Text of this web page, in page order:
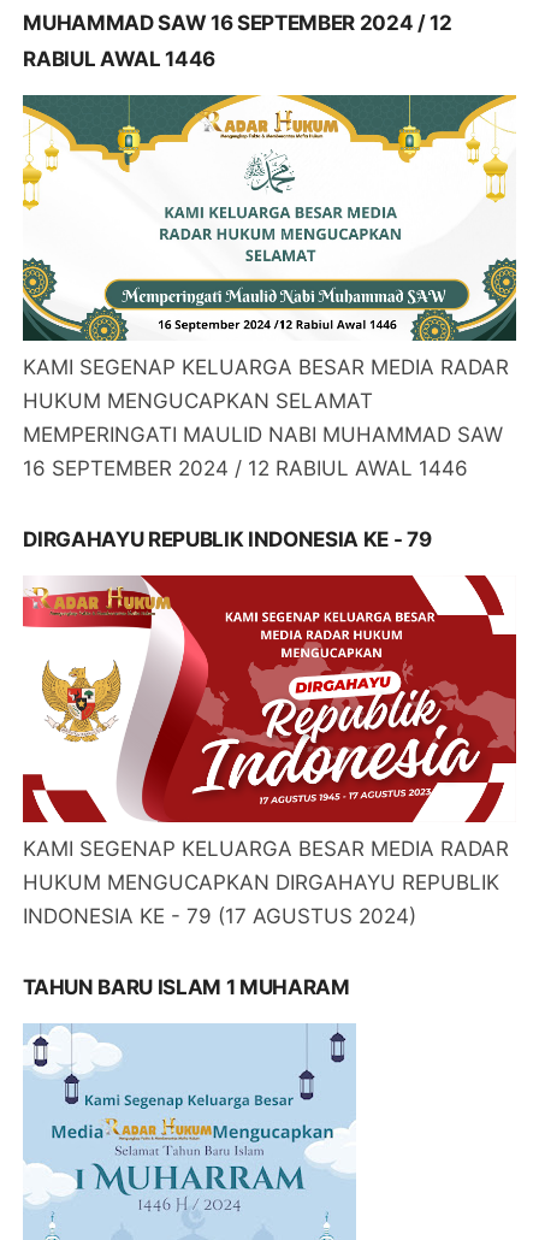
MUHAMMAD SAW 16 SEPTEMBER 2024 / 12
RABIUL AWAL 1446
KAMI SEGENAP KELUARGA BESAR MEDIA RADAR
HUKUM MENGUCAPKAN SELAMAT
MEMPERINGATI MAULID NABI MUHAMMAD SAW
16 SEPTEMBER 2024 / 12 RABIUL AWAL 1446
DIRGAHAYU REPUBLIK INDONESIA KE - 79
KAMI SEGENAP KELUARGA BESAR MEDIA RADAR
HUKUM MENGUCAPKAN DIRGAHAYU REPUBLIK
INDONESIA KE - 79 (17 AGUSTUS 2024)
TAHUN BARU ISLAM 1 MUHARAM